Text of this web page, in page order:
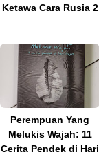
Ketawa Cara Rusia 2
Perempuan Yang
Melukis Wajah: 11
Cerita Pendek di Hari